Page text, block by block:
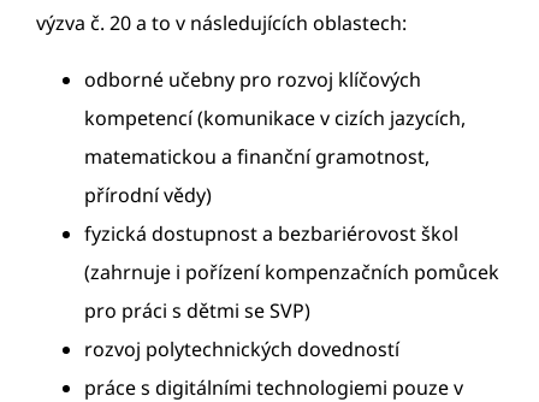
výzva č. 20 a to v následujících oblastech:
odborné učebny pro rozvoj klíčových
kompetencí (komunikace v cizích jazycích,
matematickou a finanční gramotnost,
přírodní vědy)
fyzická dostupnost a bezbariérovost škol
(zahrnuje i pořízení kompenzačních pomůcek
pro práci s dětmi se SVP)
rozvoj polytechnických dovedností
práce s digitálními technologiemi pouze v